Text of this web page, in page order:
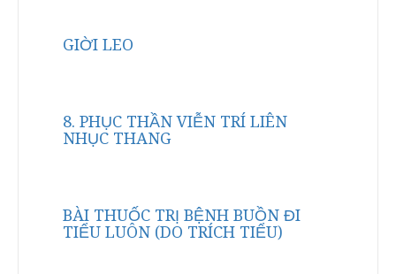
GIỜI LEO
8. PHỤC THẦN VIỄN TRÍ LIÊN
NHỤC THANG
BÀI THUỐC TRỊ BỆNH BUỒN ĐI
TIỂU LUÔN (DO TRÍCH TIỂU)